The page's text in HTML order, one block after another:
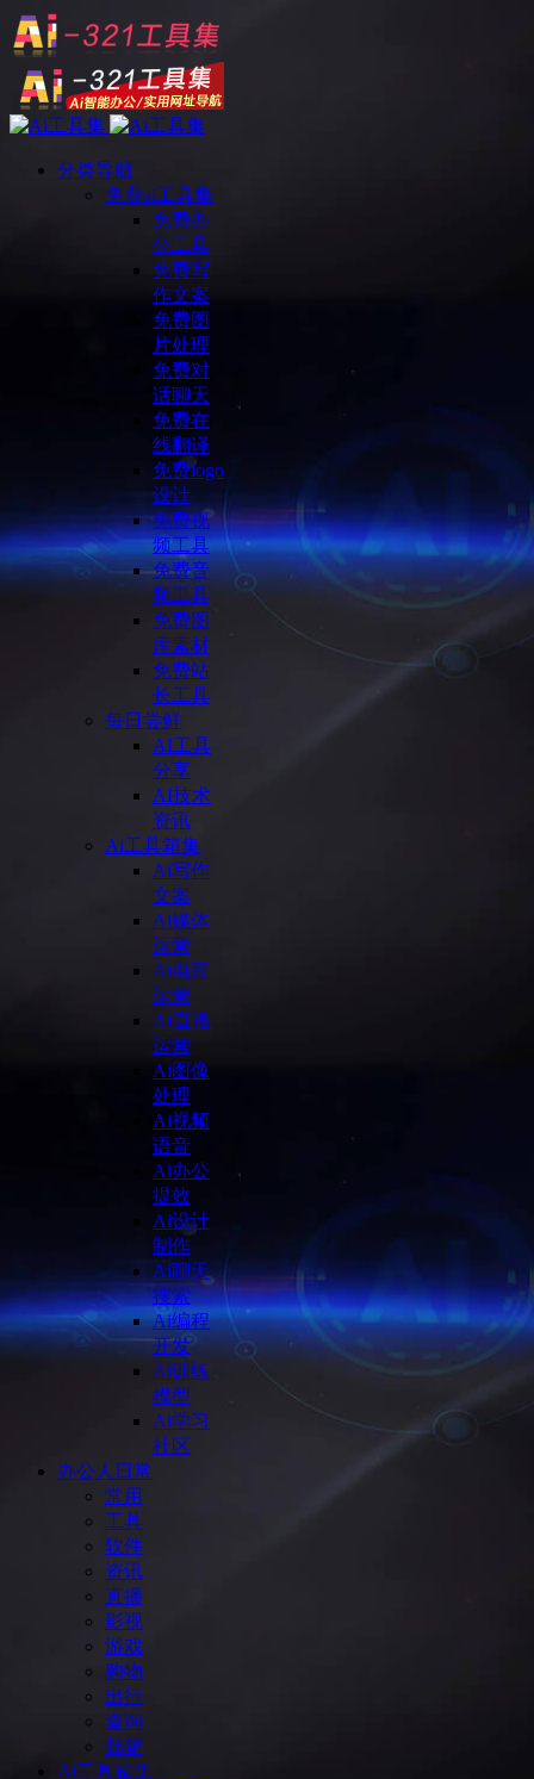
分类导航
免费ai工具集
免费办
公工具
免费写
作文案
免费图
片处理
免费对
话聊天
免费在
线翻译
免费logo
设计
免费视
频工具
免费音
频工具
免费图
库素材
免费站
长工具
每日尝鲜
AI工具
分享
AI技术
资讯
Ai工具箱集
Ai写作
文案
Ai媒体
运营
Ai电商
运营
AI直播
运营
Ai图像
处理
Ai视频
语音
Ai办公
提效
Ai设计
制作
Ai聊天
搜索
Ai编程
开发
Ai训练
模型
Ai学习
社区
办公人日常
常用
工具
软件
资讯
直播
影视
游戏
购物
出行
查询
邮箱
Ai工具箱集